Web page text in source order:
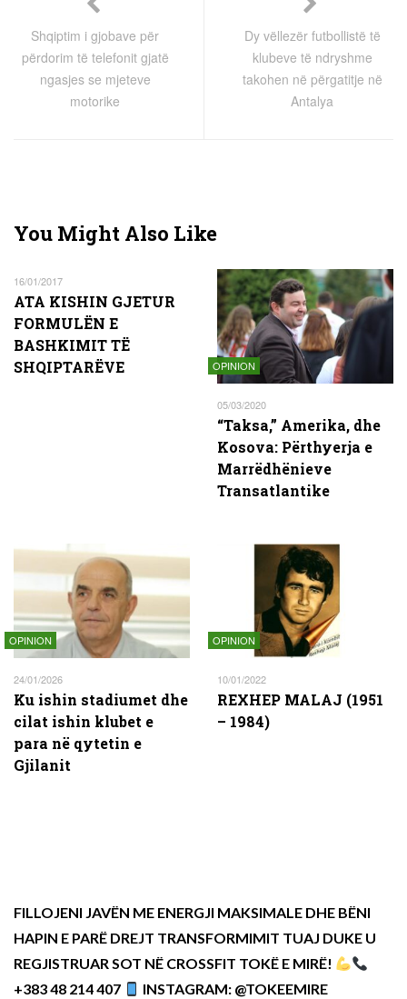
Shqiptim i gjobave për
përdorim të telefonit gjatë
ngasjes se mjeteve
motorike
Dy vëllezër futbollistë të
klubeve të ndryshme
takohen në përgatitje në
Antalya
You Might Also Like
16/01/2017
ATA KISHIN GJETUR
FORMULËN E
BASHKIMIT TË
SHQIPTARËVE
OPINION
05/03/2020
“Taksa,” Amerika, dhe
Kosova: Përthyerja e
Marrëdhënieve
Transatlantike
OPINION
24/01/2026
Ku ishin stadiumet dhe
cilat ishin klubet e
para në qytetin e
Gjilanit
OPINION
10/01/2022
REXHEP MALAJ (1951
– 1984)
FILLOJENI JAVËN ME ENERGJI MAKSIMALE DHE BËNI
HAPIN E PARË DREJT TRANSFORMIMIT TUAJ DUKE U
REGJISTRUAR SOT NË CROSSFIT TOKË E MIRË!
+383 48 214 407
INSTAGRAM: @TOKEEMIRE